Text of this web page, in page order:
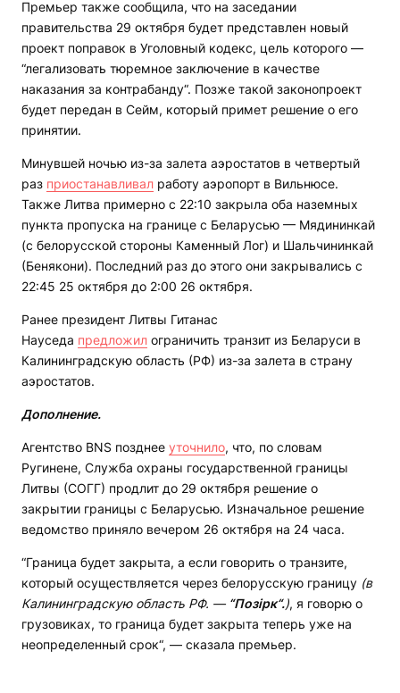
Премьер также сообщила, что на заседании
правительства 29 октября будет представлен новый
проект поправок в Уголовный кодекс, цель которого —
“легализовать тюремное заключение в качестве
наказания за контрабанду“. Позже такой законопроект
будет передан в Сейм, который примет решение о его
принятии.
Минувшей ночью из-за залета аэростатов в четвертый
раз приостанавливал работу аэропорт в Вильнюсе.
Также Литва примерно с 22:10 закрыла оба наземных
пункта пропуска на границе с Беларусью — Мядининкай
(с белорусской стороны Каменный Лог) и Шальчининкай
(Бенякони). Последний раз до этого они закрывались с
22:45 25 октября до 2:00 26 октября.
Ранее президент Литвы Гитанас
Науседа предложил ограничить транзит из Беларуси в
Калининградскую область (РФ) из-за залета в страну
аэростатов.
Дополнение.
Агентство BNS позднее уточнило, что, по словам
Ругинене, Служба охраны государственной границы
Литвы (СОГГ) продлит до 29 октября решение о
закрытии границы с Беларусью. Изначальное решение
ведомство приняло вечером 26 октября на 24 часа.
“Граница будет закрыта, а если говорить о транзите,
который осуществляется через белорусскую границу (в
Калининградскую область РФ. — “Позірк“.), я говорю о
грузовиках, то граница будет закрыта теперь уже на
неопределенный срок“, — сказала премьер.